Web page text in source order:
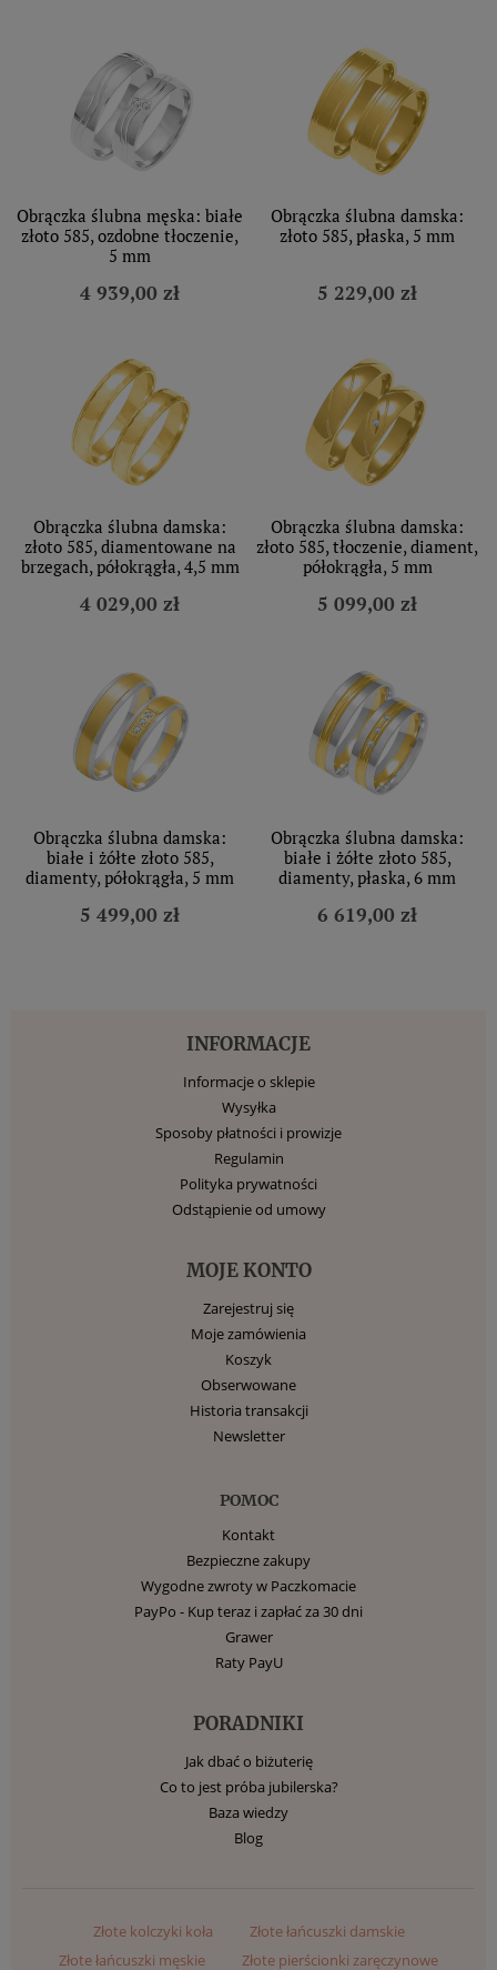
Obrączka ślubna męska: białe
złoto 585, ozdobne tłoczenie,
5 mm
4 939,00 zł
Obrączka ślubna damska:
złoto 585, płaska, 5 mm
5 229,00 zł
Obrączka ślubna damska:
złoto 585, diamentowane na
brzegach, półokrągła, 4,5 mm
4 029,00 zł
Obrączka ślubna damska:
złoto 585, tłoczenie, diament,
półokrągła, 5 mm
5 099,00 zł
Obrączka ślubna damska:
białe i żółte złoto 585,
diamenty, półokrągła, 5 mm
5 499,00 zł
Obrączka ślubna damska:
białe i żółte złoto 585,
diamenty, płaska, 6 mm
6 619,00 zł
INFORMACJE
Informacje o sklepie
Wysyłka
Sposoby płatności i prowizje
Regulamin
Polityka prywatności
Odstąpienie od umowy
MOJE KONTO
Zarejestruj się
Moje zamówienia
Koszyk
Obserwowane
Historia transakcji
Newsletter
POMOC
Kontakt
Bezpieczne zakupy
Wygodne zwroty w Paczkomacie
PayPo - Kup teraz i zapłać za 30 dni
Grawer
Raty PayU
PORADNIKI
Jak dbać o biżuterię
Co to jest próba jubilerska?
Baza wiedzy
Blog
Złote kolczyki koła
Złote łańcuszki damskie
Złote łańcuszki męskie
Złote pierścionki zaręczynowe